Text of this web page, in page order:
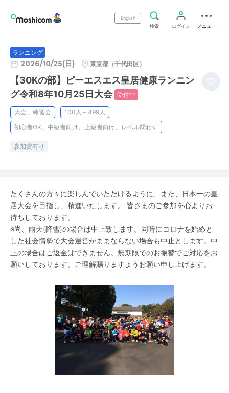
English
検索
ログイン メニュー
ランニング
2026/10/25(日) 東京都（千代田区）
【30Kの部】ピーエスエス皇居健康ランニン
グ令和8年10月25日大会 受付中
大会、練習会
100人～499人
初心者OK、中級者向け、上級者向け、レベル問わず
参加賞有り
たくさんの方々に楽しんでいただけるように、また、日本一の皇
居大会を目指し、精進いたします。 皆さまのご参加を心よりお
待ちしております。
※尚、雨天(降雪)の場合は中止致します。同時にコロナを始めと
した社会情勢で大会運営がままならない場合も中止とします。中
止の場合はご返金はできません。無期限でのお振替でご対応をお
願いしております。ご理解賜りますようお願い申し上げます。